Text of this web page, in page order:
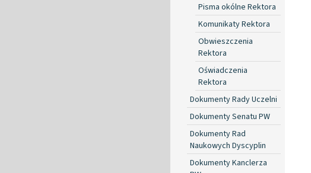
Pisma okólne Rektora
Komunikaty Rektora
Obwieszczenia
Rektora
Oświadczenia
Rektora
Dokumenty Rady Uczelni
Dokumenty Senatu PW
Dokumenty Rad
Naukowych Dyscyplin
Dokumenty Kanclerza